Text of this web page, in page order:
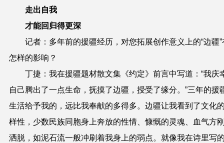
走出自我
才能回归得更深
记者：多年前的援疆经历，对您拓展创作意义上的“边疆”
怎样的影响？
丁捷：我在援疆题材散文集《约定》前言中写道：“我庆
自己腾出了一点生命，抚摸了边疆，授受了缘分。”三年的援
生活给予我的，远比我奉献的多得多。边疆让我看到了文化
样性，少数民族同胞身上奔放的性情、慷慨的灵魂、血气方
洒脱，如泥石流一般冲刷着我身上的弱点。就像我在诗里写